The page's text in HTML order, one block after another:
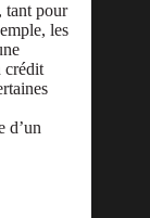
tant pour
les
crédit
d’un